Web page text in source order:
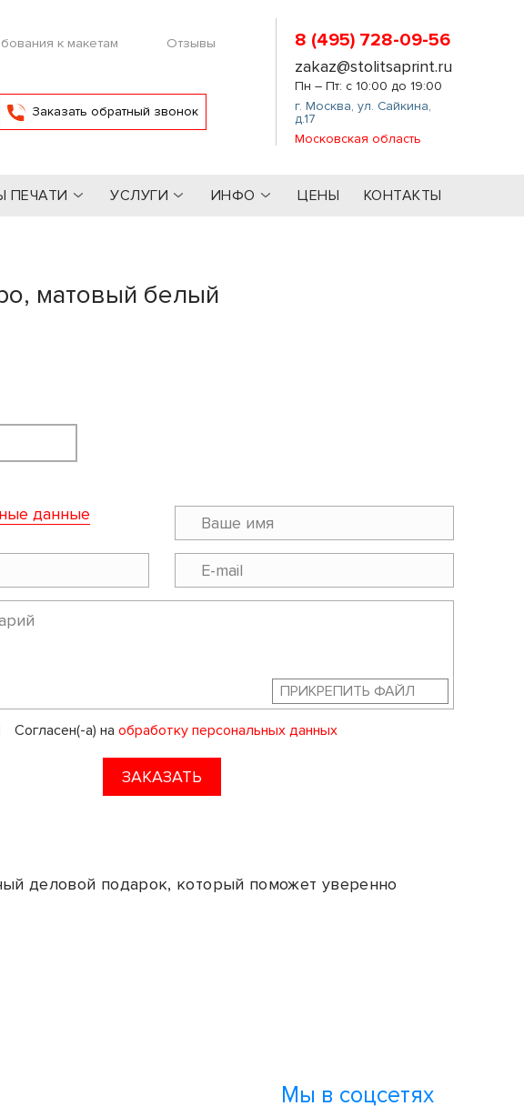
к макетам Отзывы
Заказать обратный звонок
8 (495) 728-09-56
zakaz@stolitsaprint.ru
Пн – Пт: с 10:00 до 19:00
г. Москва,ул. Сайкина,
д.17
Московская область
ПЕЧАТИ УСЛУГИ ИНФО ЦЕНЫ КОНТАКТЫ
матовый белый
данные
ПРИКРЕПИТЬ ФАЙЛ
Согласен(-а) на обработку персональных данных
ЗАКАЗАТЬ
деловой подарок, который поможет уверенно
Мы в соцсетях